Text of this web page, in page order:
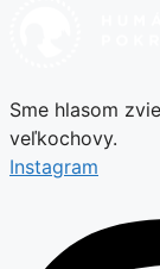
Sme hlasom
veľkochovy.
Instagram